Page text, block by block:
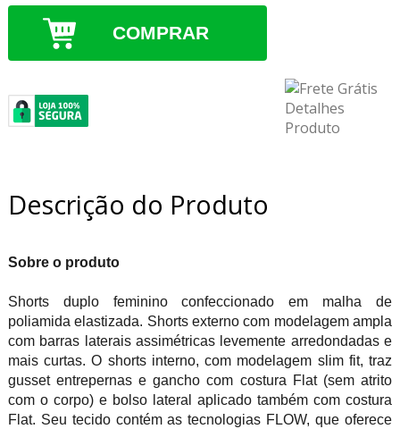
COMPRAR
Descrição do Produto
Sobre o produto
Shorts duplo feminino confeccionado em malha de
poliamida elastizada. Shorts externo com modelagem ampla
com barras laterais assimétricas levemente arredondadas e
mais curtas. O shorts interno, com modelagem slim fit, traz
gusset entrepernas e gancho com costura Flat (sem atrito
com o corpo) e bolso lateral aplicado também com costura
Flat. Seu tecido contém as tecnologias FLOW, que oferece